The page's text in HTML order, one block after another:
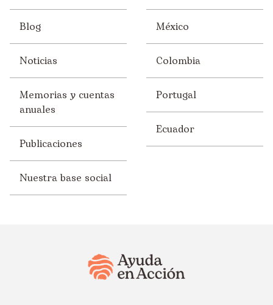
Blog
Noticias
Memorias y cuentas
anuales
Publicaciones
Nuestra base social
México
Colombia
Portugal
Ecuador